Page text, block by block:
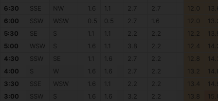
6:30
SSE NW 1.6 1.1 2.7 2.7 12.0
6:00
SSW WSW 0.5 0.5 2.7 1.6 12.0
5:30
SE S 1.1 1.1 2.2 2.2 12.2
5:00
WSW S 1.6 1.1 3.8 2.2 12.4
4:30
SSW SE 1.1 1.6 2.7 2.2 12.8
4:00
S W 1.6 1.6 2.7 2.2 13.2
3:30
SSE WSW 1.6 1.1 2.2 2.2 13.4
3:00
SSW S 1.6 1.6 3.2 2.2 13.8